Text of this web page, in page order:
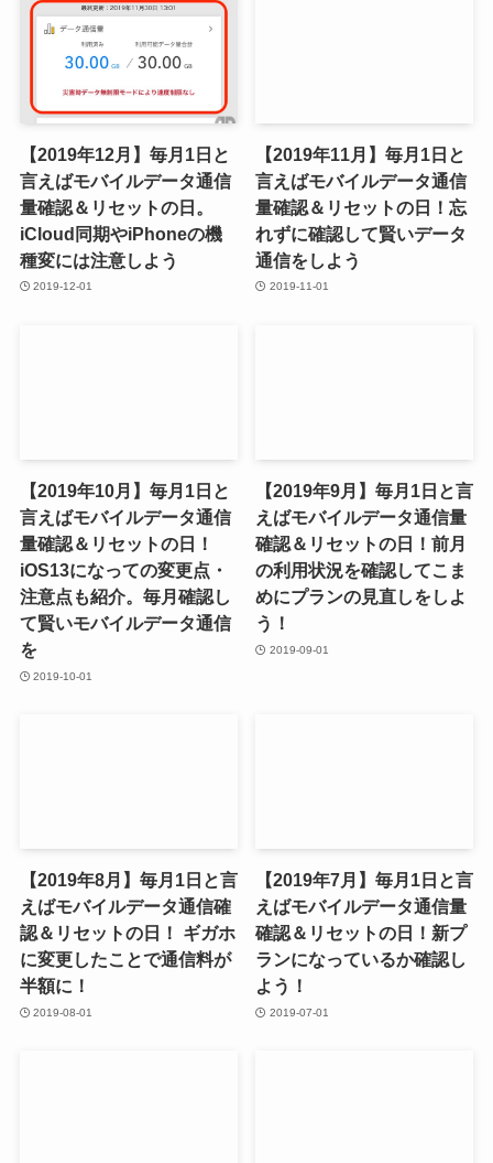
【2019年12月】毎月1日と
言えばモバイルデータ通信
量確認＆リセットの日。
iCloud同期やiPhoneの機
種変には注意しよう
2019-12-01
【2019年11月】毎月1日と
言えばモバイルデータ通信
量確認＆リセットの日！忘
れずに確認して賢いデータ
通信をしよう
2019-11-01
【2019年10月】毎月1日と
言えばモバイルデータ通信
量確認＆リセットの日！
iOS13になっての変更点・
注意点も紹介。毎月確認し
て賢いモバイルデータ通信
を
2019-10-01
【2019年9月】毎月1日と言
えばモバイルデータ通信量
確認＆リセットの日！前月
の利用状況を確認してこま
めにプランの見直しをしよ
う！
2019-09-01
【2019年8月】毎月1日と言
えばモバイルデータ通信確
認＆リセットの日！ ギガホ
に変更したことで通信料が
半額に！
2019-08-01
【2019年7月】毎月1日と言
えばモバイルデータ通信量
確認＆リセットの日！新プ
ランになっているか確認し
よう！
2019-07-01